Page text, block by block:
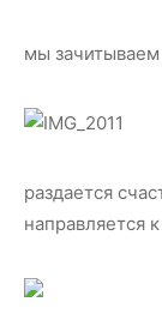
мы
раздается
направляется